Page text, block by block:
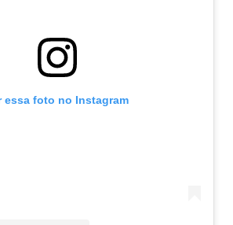
essa foto no Instagram